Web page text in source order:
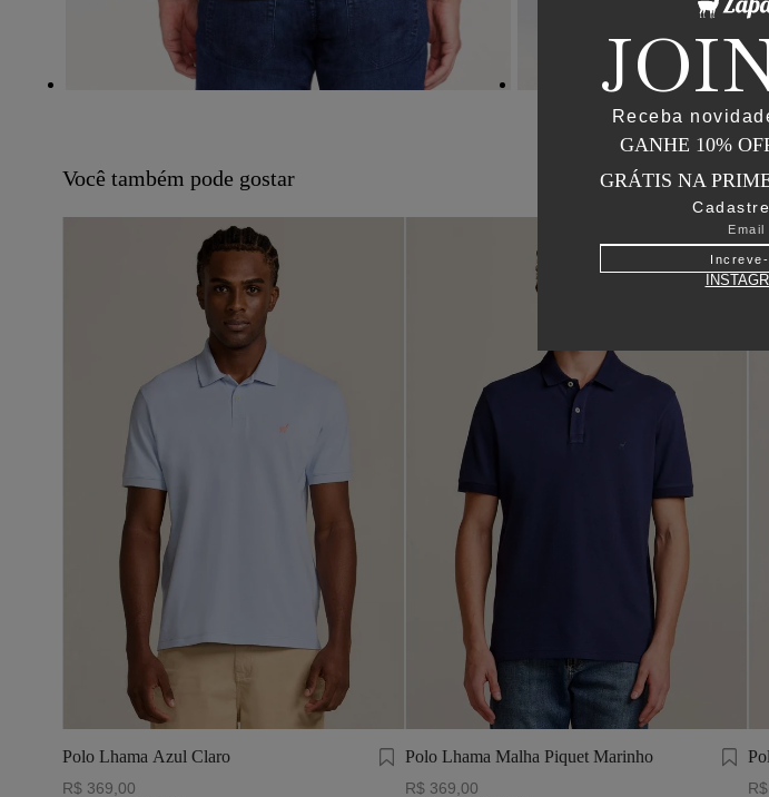
Você também pode gostar
Polo Lhama Azul Claro
R$ 369 00
Polo Lhama Malha Piquet Marinho
R$ 369 00 R$
Receba
GANHE 10%
GRÁTIS NA